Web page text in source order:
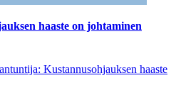
haaste on johtaminen
Kustannusohjauksen haaste